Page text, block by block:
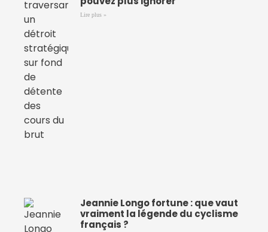
Lire plus »
Jeannie Longo fortune : que vaut
vraiment la légende du cyclisme
français ?